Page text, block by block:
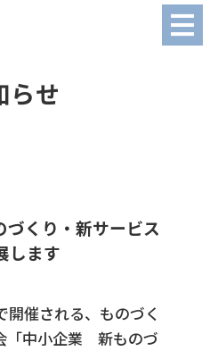
らせ
くり・新サービス
します
催される、ものづく
「中小企業 新ものづ